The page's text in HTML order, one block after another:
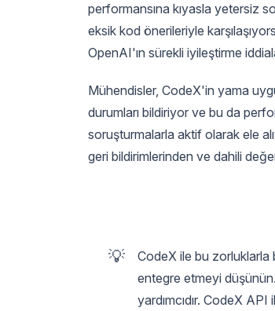
performansına kıyasla yetersiz
eksik kod önerileriyle
OpenAI'ın sürekli iyileştirme
Mühendisler, CodeX'in yama
durumları bildiriyor ve bu da
soruşturmalarla aktif olarak ele
geri bildirimlerinden ve dahili
💡
CodeX ile bu zorluklarla
entegre etmeyi
yardımcıdır. CodeX